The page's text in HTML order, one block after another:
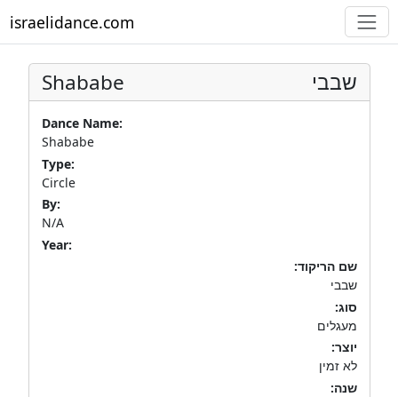
israelidance.com
Shababe שבבי
Dance Name:
Shababe
Type:
Circle
By:
N/A
Year:
שם הריקוד:
שבבי
סוג:
מעגלים
יוצר:
לא זמין
שנה: